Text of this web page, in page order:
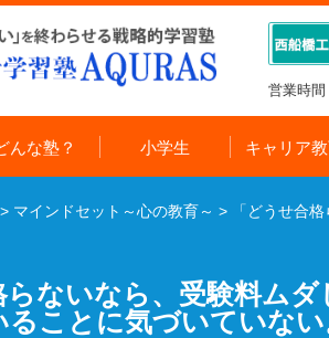
営業時
んな塾？ 小学生 キャリア
> マインドセット～心の教育～ >
「どうせ合
らないなら、受験料ム
ことに気づいていない